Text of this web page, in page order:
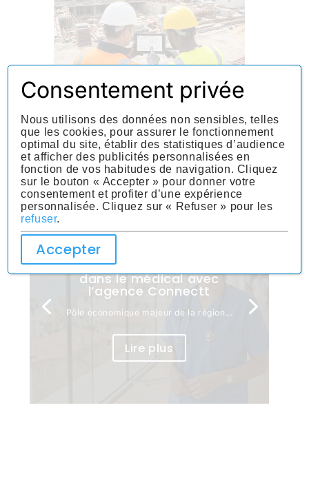
Blog qui pourrait vous intéresser
Travail interim Nice :
orientez votre carrière
dans le médical avec
l’agence Connectt
Pôle économique majeur de la région...
Lire plus
Consentement privée
Nous utilisons des données non sensibles, telles
que les cookies, pour assurer le fonctionnement
optimal du site, établir des statistiques d’audience
et afficher des publicités personnalisées en
fonction de vos habitudes de navigation. Cliquez
sur le bouton « Accepter » pour donner votre
consentement et profiter d’une expérience
personnalisée. Cliquez sur « Refuser » pour les
refuser.
Accepter